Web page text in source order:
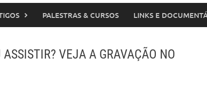
PALESTRAS & CURSOS LINKS E
VEJA A GRAVAÇÃO NO